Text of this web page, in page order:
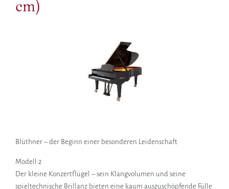
cm)
Blüthner – der Beginn einer besonderen Leidenschaft
Modell 2
Der kleine Konzertflügel – sein Klangvolumen und seine
spieltechnische Brillanz bieten eine kaum auszuschöpfende Fülle